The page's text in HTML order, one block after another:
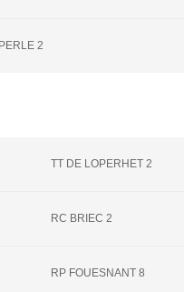
2
TT DE LOPERHET 2
RC BRIEC 2
RP FOUESNANT 8